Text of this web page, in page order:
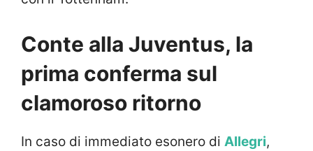
Conte alla Juventus, la
prima conferma sul
clamoroso ritorno
In caso di immediato esonero di Allegri,